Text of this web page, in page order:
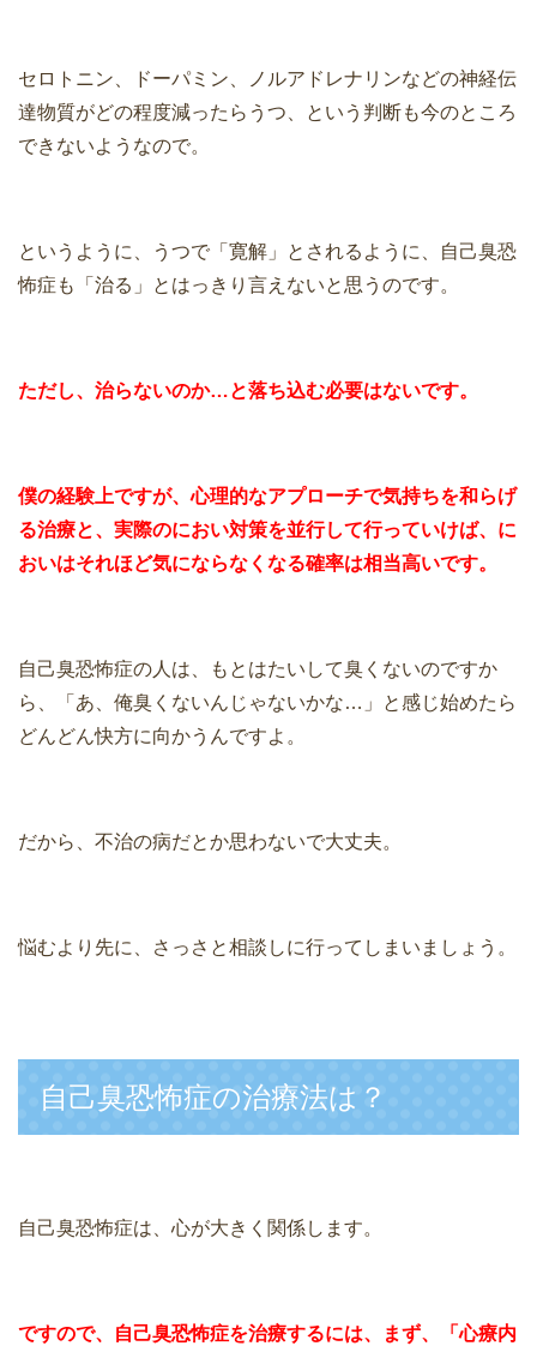
セロトニン、ドーパミン、ノルアドレナリンなどの神経伝
達物質がどの程度減ったらうつ、という判断も今のところ
できないようなので。
というように、うつで「寛解」とされるように、自己臭恐
怖症も「治る」とはっきり言えないと思うのです。
ただし、治らないのか…と落ち込む必要はないです。
僕の経験上ですが、心理的なアプローチで気持ちを和らげ
る治療と、実際のにおい対策を並行して行っていけば、に
おいはそれほど気にならなくなる確率は相当高いです。
自己臭恐怖症の人は、もとはたいして臭くないのですか
ら、「あ、俺臭くないんじゃないかな…」と感じ始めたら
どんどん快方に向かうんですよ。
だから、不治の病だとか思わないで大丈夫。
悩むより先に、さっさと相談しに行ってしまいましょう。
自己臭恐怖症の治療法は？
自己臭恐怖症は、心が大きく関係します。
ですので、自己臭恐怖症を治療するには、まず、「心療内